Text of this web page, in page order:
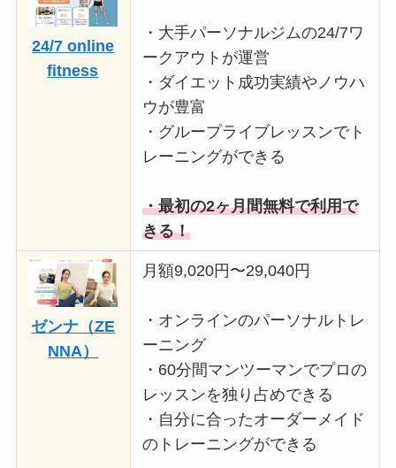
24/7 online
fitness
・大手パーソナルジムの24/7ワ
ークアウトが運営
・ダイエット成功実績やノウハ
ウが豊富
・グループライブレッスンでト
レーニングができる
・最初の2ヶ月間無料で利用で
きる！
ゼンナ（ZE
NNA）
月額9,020円〜29,040円
・オンラインのパーソナルトレ
ーニング
・60分間マンツーマンでプロの
レッスンを独り占めできる
・自分に合ったオーダーメイド
のトレーニングができる